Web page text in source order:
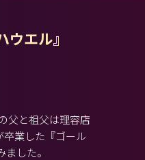
エル』
父と祖父は理容店
業した『ゴール
した。